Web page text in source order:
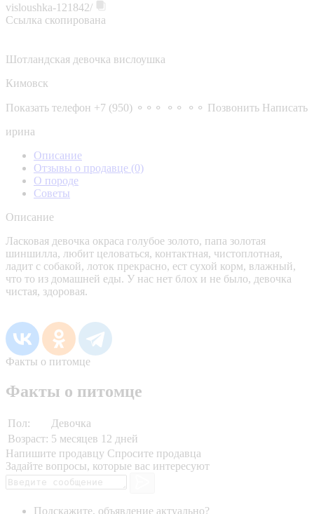
visloushka-121842/
Ссылка скопирована
Шотландская девочка вислоушка
Кимовск
Показать телефон +7 (950) ⚬⚬⚬ ⚬⚬ ⚬⚬ Позвонить Написать
ирина
Описание
Отзывы о продавце (0)
О породе
Советы
Описание
Ласковая девочка окраса голубое золото, папа золотая
шиншилла, любит целоваться, контактная, чистоплотная,
ладит с собакой, лоток прекрасно, ест сухой корм, влажный,
что то из домашней еды. У нас нет блох и не было, девочка
чистая, здоровая.
Факты о питомце
Факты о питомце
Пол:
Девочка
Возраст: 5 месяцев 12 дней
Напишите продавцу Спросите продавца
Задайте вопросы, которые вас интересуют
Подскажите, объявление актуально?